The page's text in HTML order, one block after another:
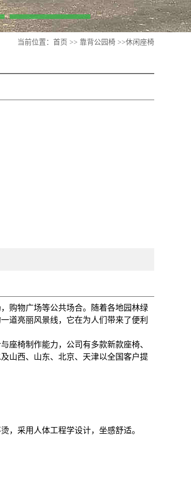
当前位置： 首页 >> 靠背公园椅 >>休闲座椅
购物广场等公共场合。随着各地园林绿
道亮丽风景线，它在为人们带来了便利
座椅制作能力，公司有多款新款座椅、
山西、山东、北京、天津以全国客户提
，采用人体工程学设计，坐感舒适。